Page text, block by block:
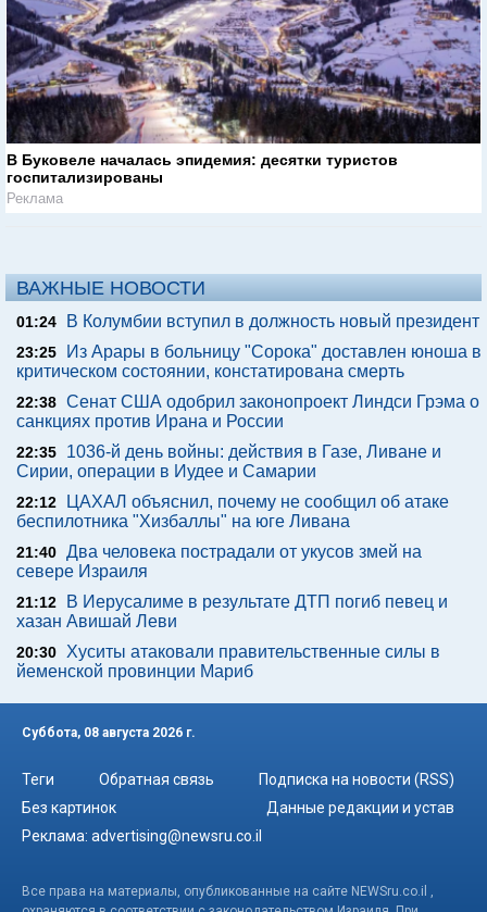
В Буковеле началась эпидемия: десятки туристов
госпитализированы
Реклама
ВАЖНЫЕ НОВОСТИ
01:24 В Колумбии вступил в должность новый президент
23:25
Из Арары в больницу "Сорока" доставлен юноша в
критическом состоянии, констатирована смерть
22:38 Сенат США одобрил законопроект Линдси Грэма о
санкциях против Ирана и России
22:35
1036-й день войны: действия в Газе, Ливане и
Сирии, операции в Иудее и Самарии
22:12
ЦАХАЛ объяснил, почему не сообщил об атаке
беспилотника "Хизбаллы" на юге Ливана
21:40 Два человека пострадали от укусов змей на
севере Израиля
21:12
В Иерусалиме в результате ДТП погиб певец и
хазан Авишай Леви
20:30 Хуситы атаковали правительственные силы в
йеменской провинции Мариб
Суббота, 08 августа 2026 г.
Теги Обратная связь
Подписка на новости (RSS)
Без картинок
Данные редакции и устав
Реклама: advertising@newsru.co.il
Все права на материалы, опубликованные на сайте NEWSru.co.il ,